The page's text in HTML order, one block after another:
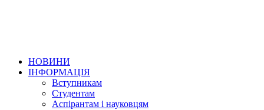
НОВИНИ
ІНФОРМАЦІЯ
Вступникам
Студентам
Аспірантам і науковцям